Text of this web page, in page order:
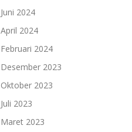
Juni 2024
April 2024
Februari 2024
Desember 2023
Oktober 2023
Juli 2023
Maret 2023